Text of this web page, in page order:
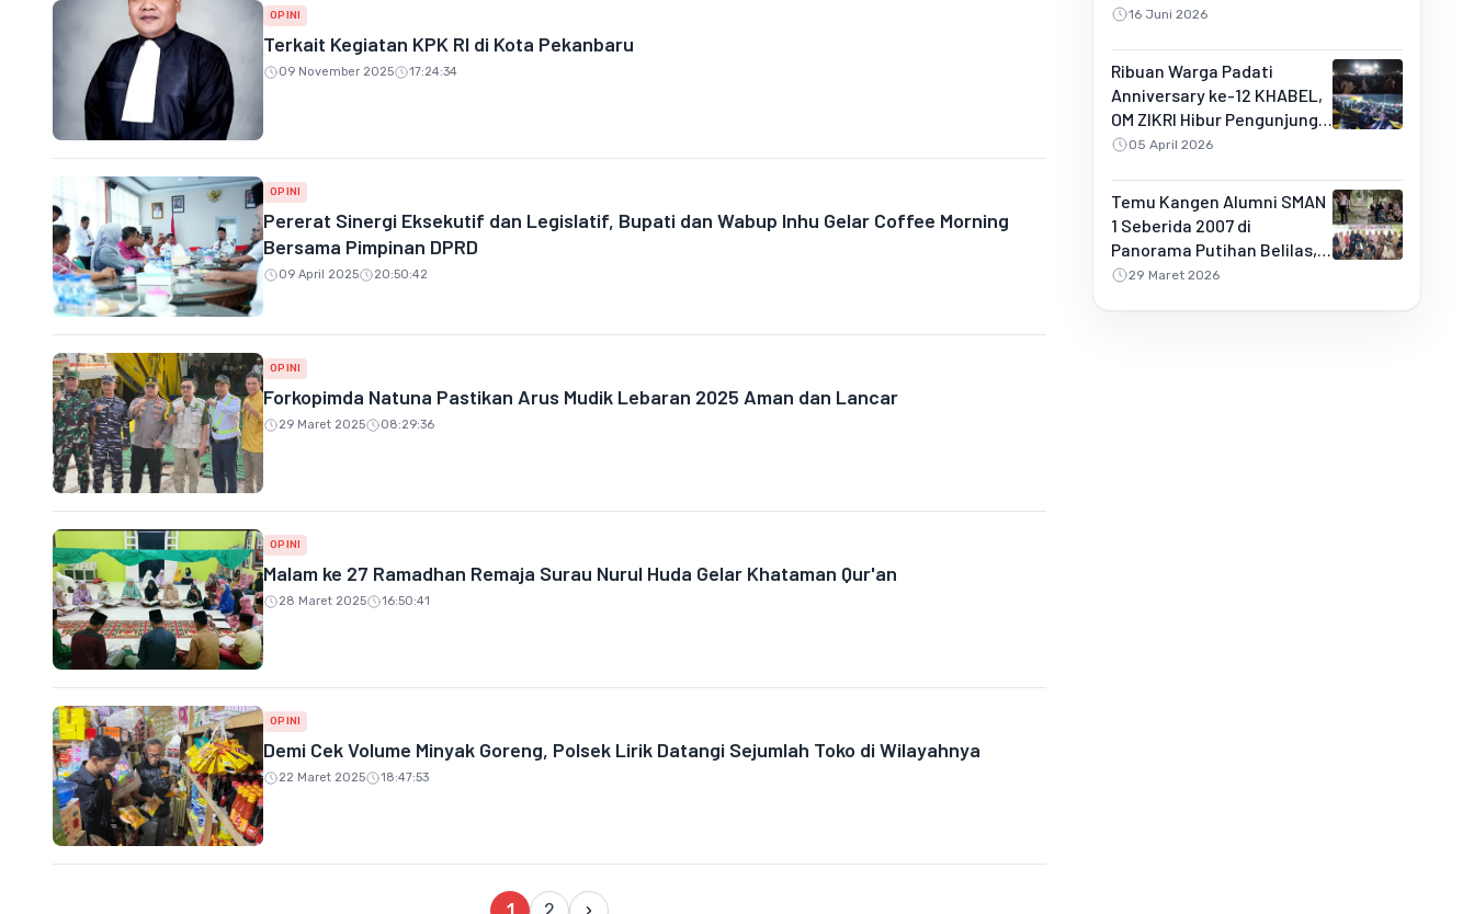
OPINI
Terkait Kegiatan KPK RI di Kota Pekanbaru
09 November 2025 17:24:34
OPINI
Pererat Sinergi Eksekutif dan Legislatif, Bupati dan Wabup Inhu Gelar Coffee Morning
Bersama Pimpinan DPRD
09 April 2025 20:50:42
OPINI
Forkopimda Natuna Pastikan Arus Mudik Lebaran 2025 Aman dan Lancar
29 Maret 2025 08:29:36
OPINI
Malam ke 27 Ramadhan Remaja Surau Nurul Huda Gelar Khataman Qur'an
28 Maret 2025 16:50:41
OPINI
Demi Cek Volume Minyak Goreng, Polsek Lirik Datangi Sejumlah Toko di Wilayahnya
22 Maret 2025 18:47:53
16 Juni 2026
Ribuan Warga Padati
Anniversary ke-12 KHABEL,
OM ZIKRI Hibur Pengunjung
di Buluh Rampai
05 April 2026
Temu Kangen Alumni SMAN
1 Seberida 2007 di
Panorama Putihan Belilas,
Penuh Kebersamaan dan
29 Maret 2026